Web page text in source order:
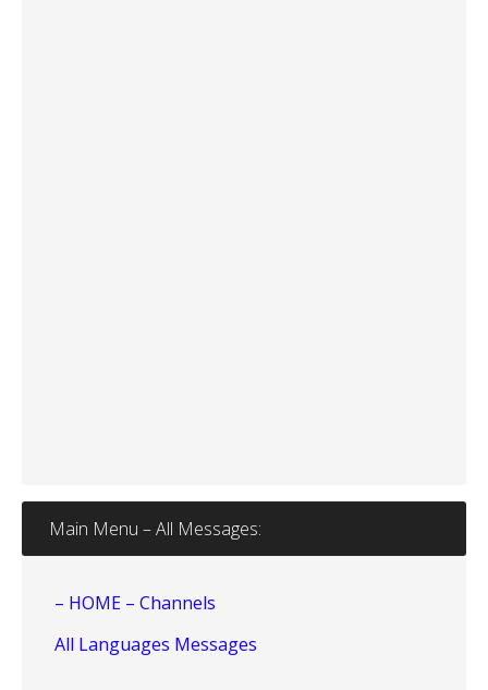
Main Menu – All Messages:
– HOME – Channels
All Languages Messages